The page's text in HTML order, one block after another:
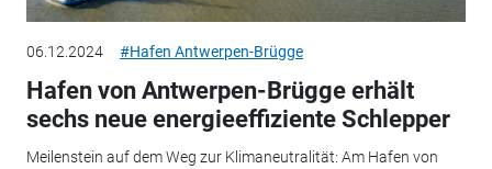
06.12.2024 #Hafen Antwerpen-Brügge
Hafen von Antwerpen-Brügge erhält
sechs neue energieeffiziente Schlepper
Meilenstein auf dem Weg zur Klimaneutralität: Am Hafen von